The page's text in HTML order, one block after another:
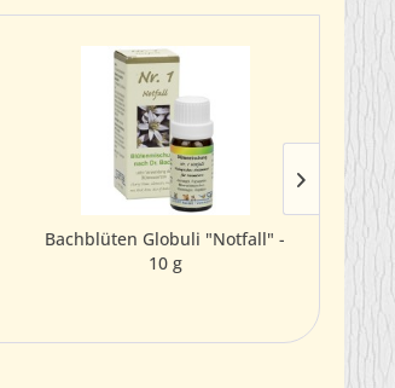
Bachblüten Globuli "Notfall" -
10 g